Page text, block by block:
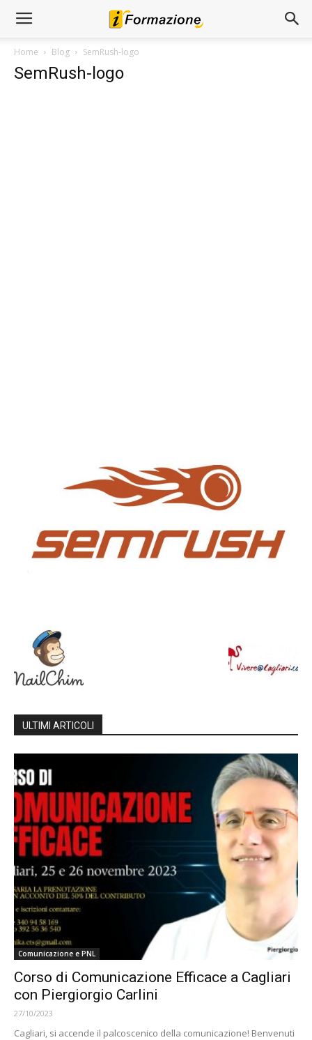
Home Blog SemRush-logo
SemRush-logo
ULTIMI ARTICOLI
Comunicazione e PNL
Corso di Comunicazione Efficace a Cagliari
con Piergiorgio Carlini
27/10/2023
Cagliari, si accende il palcoscenico della comunicazione! Benvenuti